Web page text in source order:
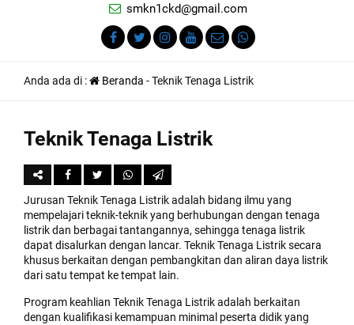
smkn1ckd@gmail.com
Anda ada di : Beranda -Teknik Tenaga Listrik
Teknik Tenaga Listrik
Jurusan Teknik Tenaga Listrik adalah bidang ilmu yang
mempelajari teknik-teknik yang berhubungan dengan tenaga
listrik dan berbagai tantangannya, sehingga tenaga listrik
dapat disalurkan dengan lancar. Teknik Tenaga Listrik secara
khusus berkaitan dengan pembangkitan dan aliran daya listrik
dari satu tempat ke tempat lain.
Program keahlian Teknik Tenaga Listrik adalah berkaitan
dengan kualifikasi kemampuan minimal peserta didik yang